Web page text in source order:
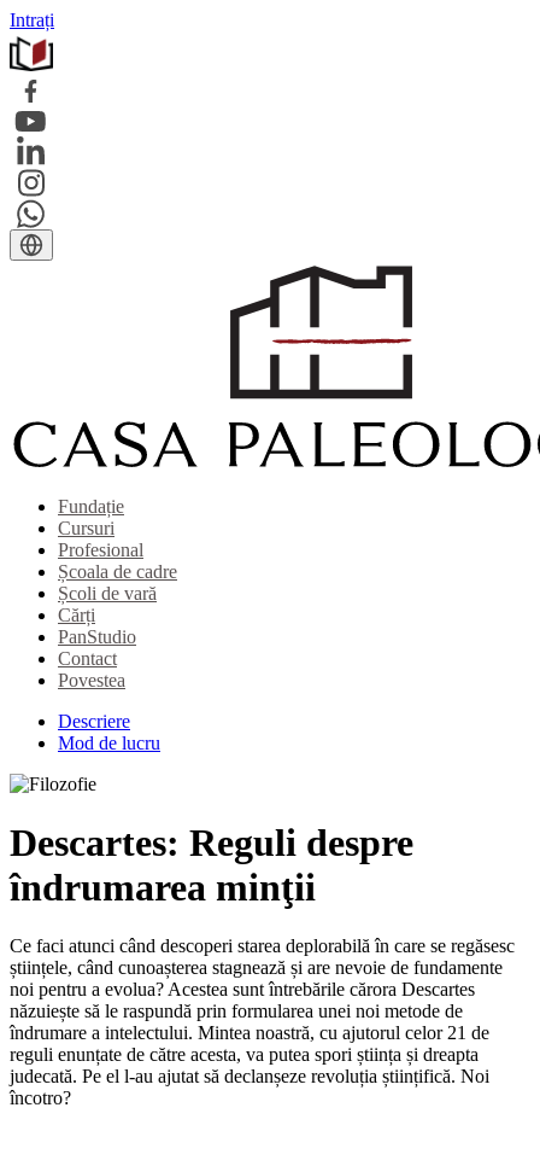
Intrați
Fundație
Cursuri
Profesional
Școala de cadre
Școli de vară
Cărți
PanStudio
Contact
Povestea
Descriere
Mod de lucru
Descartes: Reguli despre
îndrumarea minţii
Ce faci atunci când descoperi starea deplorabilă în care se regăsesc
științele, când cunoașterea stagnează și are nevoie de fundamente
noi pentru a evolua? Acestea sunt întrebările cărora Descartes
năzuiește să le raspundă prin formularea unei noi metode de
îndrumare a intelectului. Mintea noastră, cu ajutorul celor 21 de
reguli enunțate de către acesta, va putea spori știința și dreapta
judecată. Pe el l-au ajutat să declanșeze revoluția științifică. Noi
încotro?